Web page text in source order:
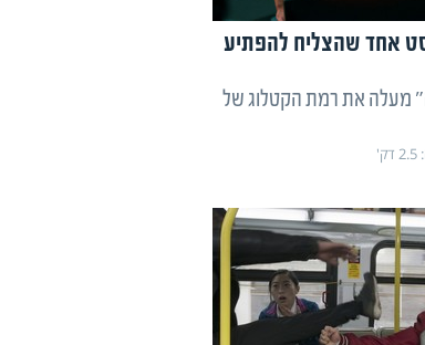
אחד שהצליח להפתיע
מעלה את רמת הקטלוג של
2.5 דק'